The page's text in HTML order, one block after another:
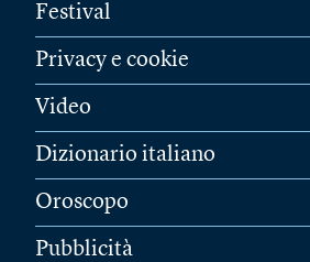
Festival
Privacy e cookie
Video
Dizionario italiano
Oroscopo
Pubblicità